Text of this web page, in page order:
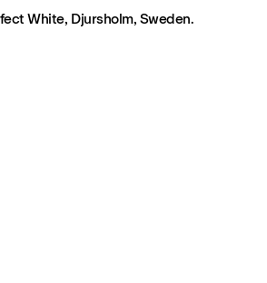
White, Djursholm, Sweden.